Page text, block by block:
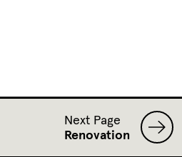
Next Page
Renovation